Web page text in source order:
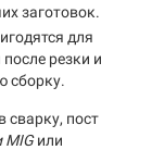
заготовок.
для
резки и
сборку.
сварку, пост
MIGили